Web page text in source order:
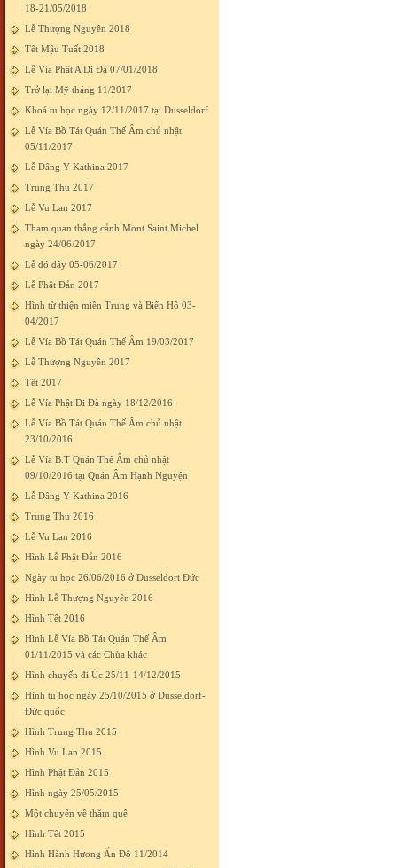
18-21/05/2018
Lễ Thượng Nguyên 2018
Tết Mậu Tuất 2018
Lễ Vía Phật A Di Đà 07/01/2018
Trở lại Mỹ tháng 11/2017
Khoá tu học ngày 12/11/2017 tại Dusseldorf
Lễ Vía Bồ Tát Quán Thế Âm chủ nhật
05/11/2017
Lễ Dâng Y Kathina 2017
Trung Thu 2017
Lễ Vu Lan 2017
Tham quan thắng cảnh Mont Saint Michel
ngày 24/06/2017
Lễ đó đây 05-06/2017
Lễ Phật Đản 2017
Hình từ thiện miền Trung và Biển Hồ 03-
04/2017
Lễ Vía Bồ Tát Quán Thế Âm 19/03/2017
Lễ Thượng Nguyên 2017
Tết 2017
Lễ Vía Phật Di Đà ngày 18/12/2016
Lễ Vía Bồ Tát Quán Thế Âm chủ nhật
23/10/2016
Lễ Vía B.T Quán Thế Âm chủ nhật
09/10/2016 tại Quán Âm Hạnh Nguyện
Lễ Dâng Y Kathina 2016
Trung Thu 2016
Lễ Vu Lan 2016
Hình Lễ Phật Đản 2016
Ngày tu học 26/06/2016 ở Dusseldort Đức
Hình Lễ Thượng Nguyên 2016
Hình Tết 2016
Hình Lễ Vía Bồ Tát Quán Thế Âm
01/11/2015 và các Chùa khác
Hình chuyến đi Úc 25/11-14/12/2015
Hình tu học ngày 25/10/2015 ở Dusseldorf-
Đức quốc
Hình Trung Thu 2015
Hình Vu Lan 2015
Hình Phật Đản 2015
Hình ngày 25/05/2015
Một chuyến về thăm quê
Hình Tết 2015
Hình Hành Hương Ấn Độ 11/2014